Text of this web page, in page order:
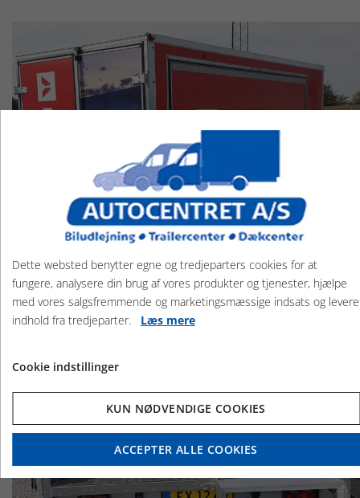
Dette websted benytter egne og tredjeparters cookies for at
fungere, analysere din brug af vores produkter og tjenester, hjælpe
med vores salgsfremmende og marketingsmæssige indsats og levere
indhold fra tredjeparter. Læs mere
Cookie indstillinger
KUN NØDVENDIGE COOKIES
ACCEPTER ALLE COOKIES